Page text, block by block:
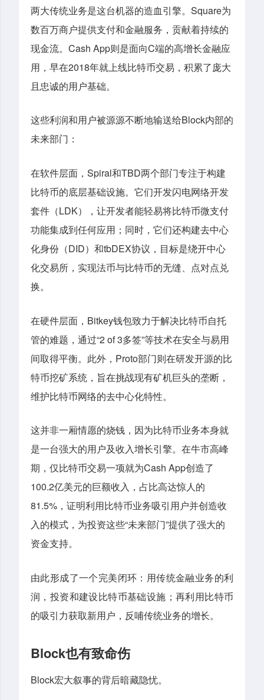
两大传统业务是这台机器的造血引擎。 Square为
数百万商户提供支付和金融服务，贡献着持续的
现金流。 Cash App则是面向C端的高增长金融应
用，早在2018年就上线比特币交易，积累了庞大
且忠诚的用户基础。
这些利润和用户被源源不断地输送给Block内部的
未来部门：
在软件层面， Spiral和TBD两个部门专注于构建
比特币的底层基础设施。它们开发闪电网络开发
套件（LDK），让开发者能轻易将比特币微支付
功能集成到任何应用；同时，它们还构建去中心
化身份（DID）和tbDEX协议，目标是绕开中心
化交易所，实现法币与比特币的无缝、点对点兑
换。
在硬件层面， Bitkey钱包致力于解决比特币自托
管的难题，通过“2 of 3多签”等技术在安全与易用
间取得平衡。此外， Proto部门则在研发开源的比
特币挖矿系统，旨在挑战现有矿机巨头的垄断，
维护比特币网络的去中心化特性。
这并非一厢情愿的烧钱，因为比特币业务本身就
是一台强大的用户及收入增长引擎。在牛市高峰
期，仅比特币交易一项就为Cash App创造了
100.2亿美元的巨额收入，占比高达惊人的
81.5% ，证明利用比特币业务吸引用户并创造收
入的模式，为投资这些“未来部门”提供了强大的
资金支持。
由此形成了一个完美闭环：用传统金融业务的利
润，投资和建设比特币基础设施；再利用比特币
的吸引力获取新用户，反哺传统业务的增长。
Block也有致命伤
Block宏大叙事的背后暗藏隐忧。